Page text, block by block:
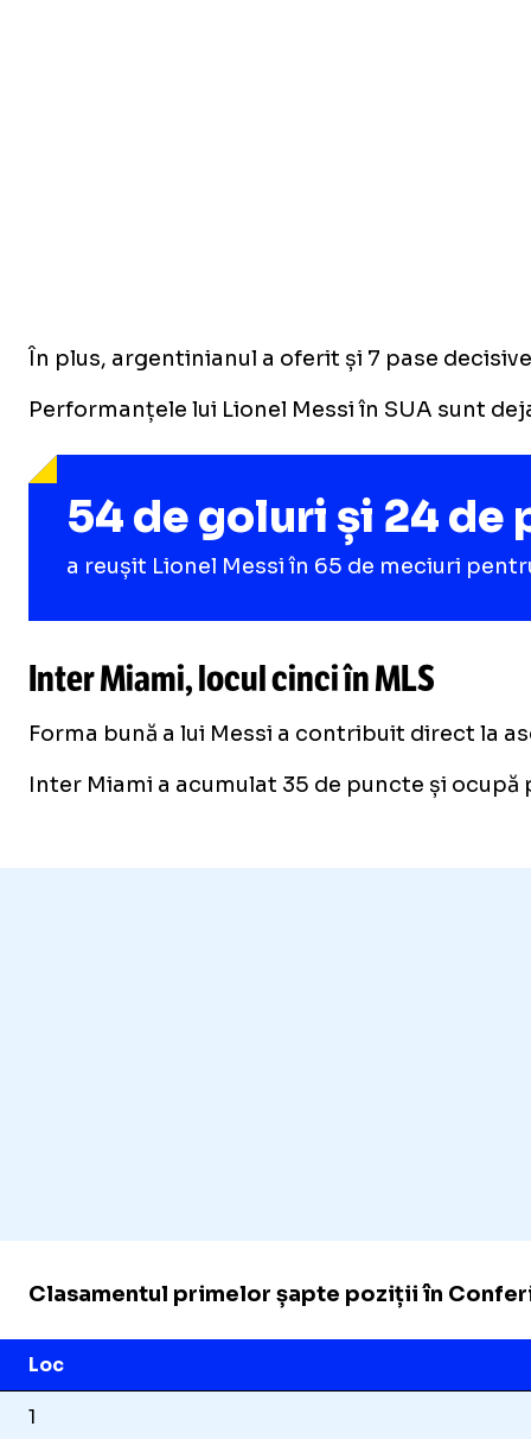
În plus, argentinianul a oferit și 7 pase
Performanțele lui Lionel Messi în SUA sunt
54 de goluri și 24 de
a reușit Lionel Messi în 65 de meciuri
Inter Miami, locul cinci în MLS
Forma bună a lui Messi a contribuit direct la
Inter Miami a acumulat 35 de puncte și
Clasamentul primelor șapte poziții în
Loc
1